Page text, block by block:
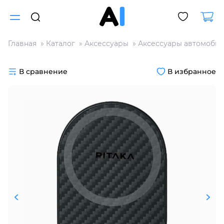
Главная Каталог Аксессуары Аксессуары
В сравнение В избранное
Разбейте
на части
без переплат
График платежей
25